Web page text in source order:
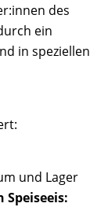
des
ein
in speziellen
und Lager